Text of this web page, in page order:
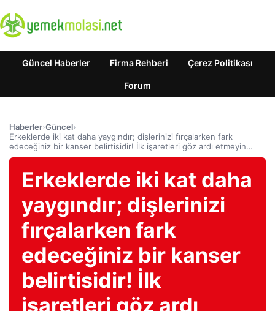
Güncel Haberler Firma Rehberi Çerez Politikası
Forum
Haberler›Güncel›
Erkeklerde iki kat daha yaygındır; dişlerinizi fırçalarken fark
edeceğiniz bir kanser belirtisidir! İlk işaretleri göz ardı etmeyin…
Erkeklerde iki kat daha
yaygındır; dişlerinizi
fırçalarken fark
edeceğiniz bir kanser
belirtisidir! İlk
işaretleri göz ardı